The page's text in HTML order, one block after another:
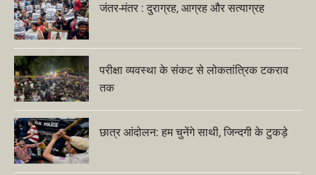
जंतर-मंतर : दुराग्रह, आग्रह और सत्याग्रह
परीक्षा व्यवस्था के संकट से लोकतांत्रिक टकराव
तक
छात्र आंदोलन: हम चुनेंगे साथी, जिन्दगी के टुकड़े